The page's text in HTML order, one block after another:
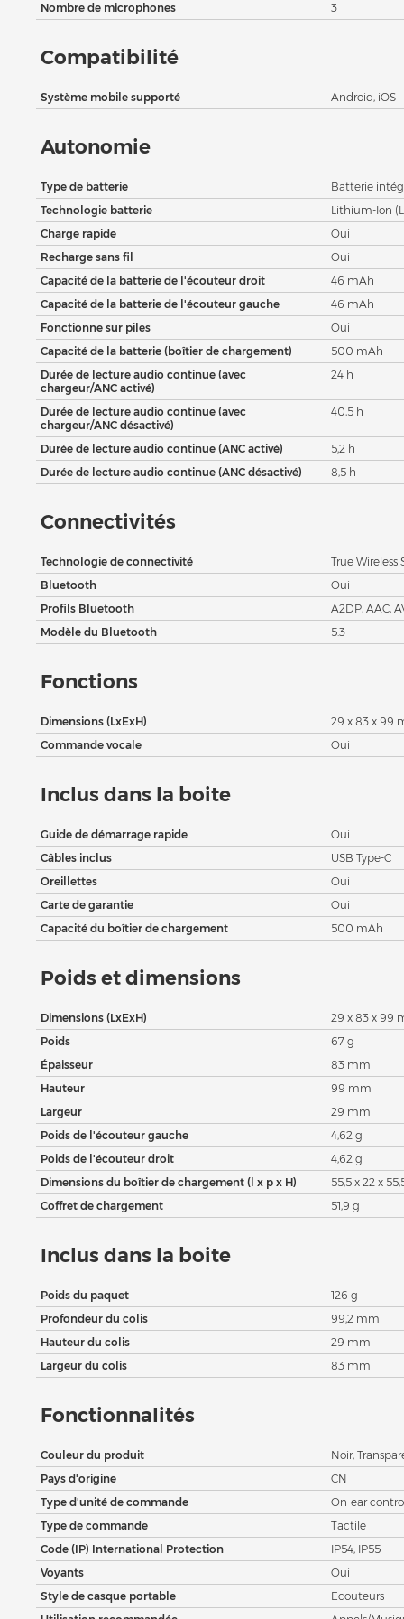
Nombre de microphones 3
Compatibilité
Système mobile supporté Android, iOS
Autonomie
Type de batterie
Batterie
Technologie batterie
Lithium-Ion
Charge rapide
Oui
Recharge sans fil
Oui
Capacité de la batterie de l'écouteur droit
46 mAh
Capacité de la batterie de l'écouteur gauche
46 mAh
Fonctionne sur piles
Oui
Capacité de la batterie (boîtier de chargement)
500 mAh
Durée de lecture audio continue (avec
chargeur/ANC activé)
24 h
Durée de lecture audio continue (avec
chargeur/ANC désactivé)
40,5 h
Durée de lecture audio continue (ANC activé)
5,2 h
Durée de lecture audio continue (ANC désactivé)
8,5 h
Connectivités
Technologie de connectivité
True Wireless
Bluetooth
Oui
Profils Bluetooth
A2DP, AAC,
Modèle du Bluetooth
5.3
Fonctions
Dimensions (LxExH)
29 x 83 x 99
Commande vocale
Oui
Inclus dans la boite
Guide de démarrage rapide
Oui
Câbles inclus
USB Type-C
Oreillettes
Oui
Carte de garantie
Oui
Capacité du boîtier de chargement
500 mAh
Poids et dimensions
Dimensions (LxExH)
29 x 83 x 99
Poids
67 g
Épaisseur
83 mm
Hauteur
99 mm
Largeur
29 mm
Poids de l'écouteur gauche
4,62 g
Poids de l'écouteur droit
4,62 g
Dimensions du boîtier de chargement (l x p x H)
55,5 x 22 x
Coffret de chargement
51,9 g
Inclus dans la boite
Poids du paquet
126 g
Profondeur du colis
99,2 mm
Hauteur du colis
29 mm
Largeur du colis
83 mm
Fonctionnalités
Couleur du produit
Noir,
Pays d'origine
CN
Type d'unité de commande
On-ear
Type de commande
Tactile
Code (IP) International Protection
IP54, IP55
Voyants
Oui
Style de casque portable
Ecouteurs